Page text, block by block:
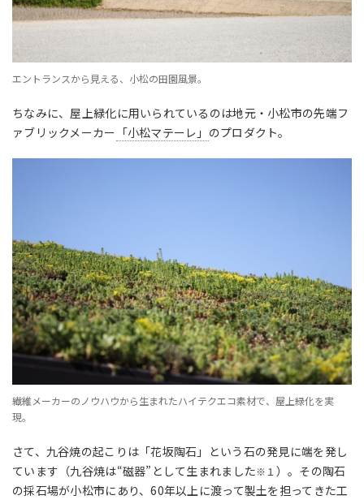
エントランスから見える、小松の田園風景。
ちなみに、屋上緑化に用いられているのは地元・小松市の先端フ
ァブリックメーカー 「小松マテーレ」 のプロダクト。
繊維メーカーのノウハウから生まれたハイテクエコ素材で、屋上緑化を実
現。
さて、九谷焼の起こりは「花坂陶石」という石の発見に端を発し
ています（九谷焼は“磁器”として生まれました※１ ）。その陶石
の採石場が小松市にあり、60年以上に渡って製土を担ってきた工